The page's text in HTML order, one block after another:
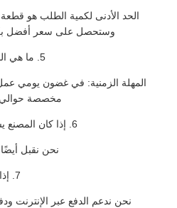
الحد الأدنى لكمية الطلب هو
وستحصل على سعر أفضل
5. ما هي المهلة الزمنية أو وقت الشحن؟
المهلة الزمنية: في غضون يومي
مخصصة حوالي 7 أيام عمل أو الإنتاج الضخم؛
6. إذا كان المصنع يستطيع قبول الطلبات العاجلة؟
نحن نقبل
7. إذا كانت شروط الدفع مدعومة؟